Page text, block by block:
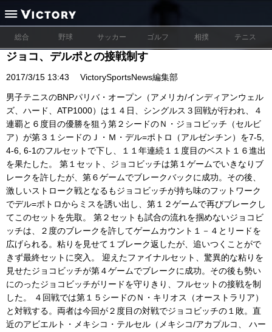
総合 野球 サッカー ゴルフ 相撲 テニス
ジョコ、デルポとの接戦制す
2017/3/15 13:43 VictorySportsNews編集部
男子テニスのBNPパリバ・オープン（アメリカ/インディアンウェル
ズ、ハード、ATP1000）は１４日、シングルス３回戦が行われ、４
連覇と６度目の優勝を狙う第２シードのＮ・ジョコビッチ（セルビ
ア）が第３１シードのＪ・Ｍ・デル=ポトロ（アルゼンチン）を7-5,
4-6, 6-1のフルセットで下し、１１年連続１１度目のベスト１６進出
を果たした。 第１セット、ジョコビッチは第１ゲームでいきなりブ
レークを許したが、第６ゲームでブレークバックに成功。その後、
激しいストローク戦となるもジョコビッチが持ち味のフットワーク
でデル=ポトロからミスを誘い出し、第１２ゲームで再びブレークし
てこのセットを先取。 第２セットも試合の流れを掴めないジョコビ
ッチは、２度のブレークを許してゲームカウント１－４とリードを
広げられる。粘りを見せて１ブレーク返したが、追いつくことがで
きず最終セットに突入。 迎えたファイナルセット、驚異的な粘りを
見せたジョコビッチが第４ゲームでブレークに成功。その後も勢い
にのったジョコビッチがリードを守りきり、フルセットの接戦を制
した。 ４回戦では第１５シードのＮ・キリオス（オーストラリア）
と対戦する。両者は今回が２度目の対戦でジョコビッチの１敗。直
近のアビエルト・メキシコ・テルセル（メキシコ/アカプルコ、 ハー